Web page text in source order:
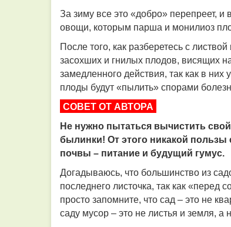
За зиму все это «добро» перепреет, и
овощи, которым парша и монилиоз
После того, как разберетесь с
засохших и гнилых плодов, висящих
замедленного действия, так как в
плоды будут «пылить» спорами
СОВЕТ ОТ АВТОРА
Не нужно пытаться вычистить
былинки! От этого никакой пользы
почвы – питание и будущий гумус.
Догадываюсь, что большинство из
последнего листочка, так как
просто запомните, что сад – это не
саду мусор – это не листья и земля,